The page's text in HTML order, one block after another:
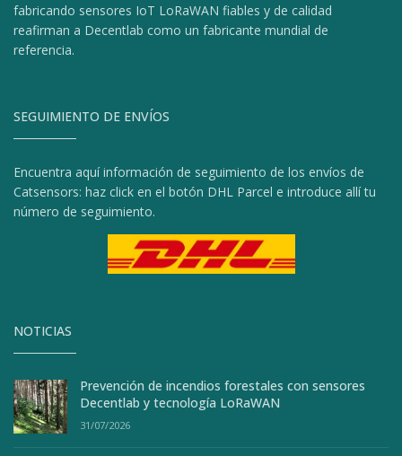
fabricando sensores IoT LoRaWAN fiables y de calidad
reafirman a Decentlab como un fabricante mundial de
referencia.
SEGUIMIENTO DE ENVÍOS
Encuentra aquí información de seguimiento de los envíos de
Catsensors: haz click en el botón DHL Parcel e introduce allí tu
número de seguimiento.
NOTICIAS
Prevención de incendios forestales con sensores
Decentlab y tecnología LoRaWAN
31/07/2026